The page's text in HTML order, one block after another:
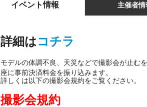
イベント情報 主催者情
詳細はコチラ
モデルの体調不良、天災などで撮影会が止む
座に事前決済料金を振り込みます。
詳しくは以下の撮影会規約をご覧ください。
撮影会規約